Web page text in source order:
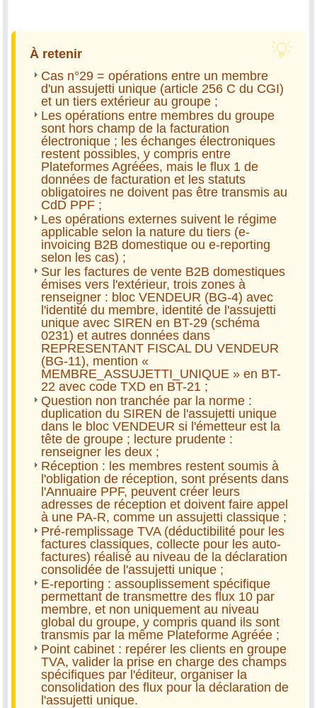
À retenir
Cas n°29 = opérations entre un membre
d'un assujetti unique (article 256 C du CGI)
et un tiers extérieur au groupe ;
Les opérations entre membres du groupe
sont hors champ de la facturation
électronique ; les échanges électroniques
restent possibles, y compris entre
Plateformes Agréées, mais le flux 1 de
données de facturation et les statuts
obligatoires ne doivent pas être transmis au
CdD PPF ;
Les opérations externes suivent le régime
applicable selon la nature du tiers (e-
invoicing B2B domestique ou e-reporting
selon les cas) ;
Sur les factures de vente B2B domestiques
émises vers l'extérieur, trois zones à
renseigner : bloc VENDEUR (BG-4) avec
l'identité du membre, identité de l'assujetti
unique avec SIREN en BT-29 (schéma
0231) et autres données dans
REPRESENTANT FISCAL DU VENDEUR
(BG-11), mention «
MEMBRE_ASSUJETTI_UNIQUE » en BT-
22 avec code TXD en BT-21 ;
Question non tranchée par la norme :
duplication du SIREN de l'assujetti unique
dans le bloc VENDEUR si l'émetteur est la
tête de groupe ; lecture prudente :
renseigner les deux ;
Réception : les membres restent soumis à
l'obligation de réception, sont présents dans
l'Annuaire PPF, peuvent créer leurs
adresses de réception et doivent faire appel
à une PA-R, comme un assujetti classique ;
Pré-remplissage TVA (déductibilité pour les
factures classiques, collecte pour les auto-
factures) réalisé au niveau de la déclaration
consolidée de l'assujetti unique ;
E-reporting : assouplissement spécifique
permettant de transmettre des flux 10 par
membre, et non uniquement au niveau
global du groupe, y compris quand ils sont
transmis par la même Plateforme Agréée ;
Point cabinet : repérer les clients en groupe
TVA, valider la prise en charge des champs
spécifiques par l'éditeur, organiser la
consolidation des flux pour la déclaration de
l'assujetti unique.